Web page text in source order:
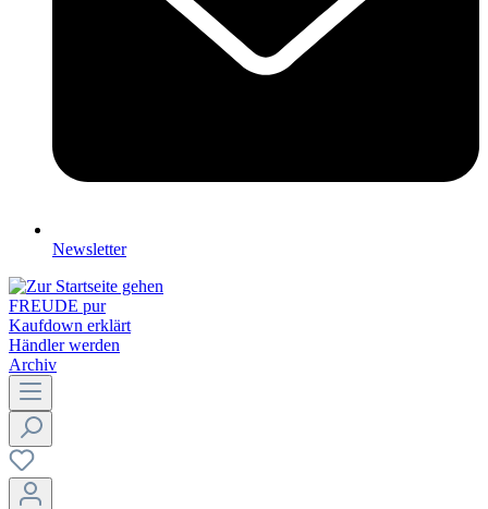
Newsletter
FREUDE pur
Kaufdown erklärt
Händler werden
Archiv